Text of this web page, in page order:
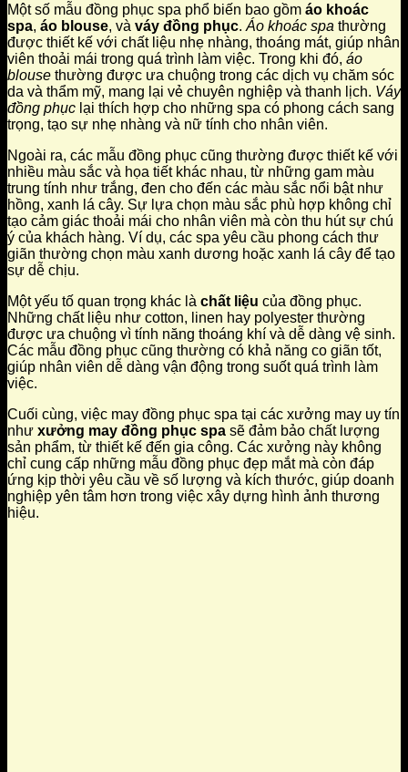
Một số mẫu đồng phục spa phổ biến bao gồm áo khoác
spa, áo blouse, và váy đồng phục. Áo khoác spa thường
được thiết kế với chất liệu nhẹ nhàng, thoáng mát, giúp nhân
viên thoải mái trong quá trình làm việc. Trong khi đó, áo
blouse thường được ưa chuộng trong các dịch vụ chăm sóc
da và thẩm mỹ, mang lại vẻ chuyên nghiệp và thanh lịch. Váy
đồng phục lại thích hợp cho những spa có phong cách sang
trọng, tạo sự nhẹ nhàng và nữ tính cho nhân viên.
Ngoài ra, các mẫu đồng phục cũng thường được thiết kế với
nhiều màu sắc và họa tiết khác nhau, từ những gam màu
trung tính như trắng, đen cho đến các màu sắc nổi bật như
hồng, xanh lá cây. Sự lựa chọn màu sắc phù hợp không chỉ
tạo cảm giác thoải mái cho nhân viên mà còn thu hút sự chú
ý của khách hàng. Ví dụ, các spa yêu cầu phong cách thư
giãn thường chọn màu xanh dương hoặc xanh lá cây để tạo
sự dễ chịu.
Một yếu tố quan trọng khác là chất liệu của đồng phục.
Những chất liệu như cotton, linen hay polyester thường
được ưa chuộng vì tính năng thoáng khí và dễ dàng vệ sinh.
Các mẫu đồng phục cũng thường có khả năng co giãn tốt,
giúp nhân viên dễ dàng vận động trong suốt quá trình làm
việc.
Cuối cùng, việc may đồng phục spa tại các xưởng may uy tín
như xưởng may đồng phục spa sẽ đảm bảo chất lượng
sản phẩm, từ thiết kế đến gia công. Các xưởng này không
chỉ cung cấp những mẫu đồng phục đẹp mắt mà còn đáp
ứng kịp thời yêu cầu về số lượng và kích thước, giúp doanh
nghiệp yên tâm hơn trong việc xây dựng hình ảnh thương
hiệu.